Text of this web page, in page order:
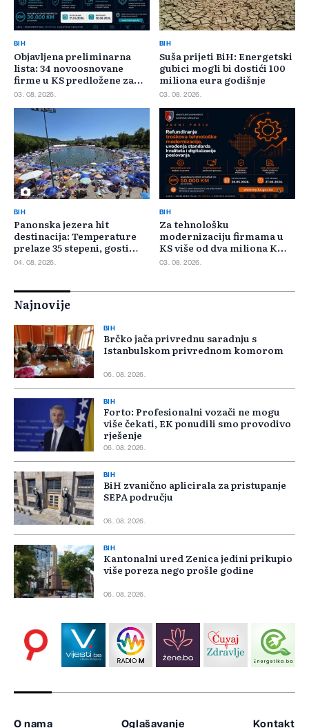
BIH
Objavljena preliminarna
lista: 34 novoosnovane
firme u KS predložene za
400.000 KM poticaja
03. 08. 2026.
BIH
Suša prijeti BiH: Energetski
gubici mogli bi dostići 100
miliona eura godišnje
03. 08. 2026.
BIH
Panonska jezera hit
destinacija: Temperature
prelaze 35 stepeni, gosti
pristižu iz cijele regije
04. 08. 2026.
BIH
Za tehnološku
modernizaciju firmama u
KS više od dva miliona KM,
odbijeno 135 prijava
03. 08. 2026.
Najnovije
BIH
Brčko jača privrednu saradnju s
Istanbulskom privrednom komorom
06. 08. 2026.
BIH
Forto: Profesionalni vozači ne mogu
više čekati, EK ponudili smo provodivo
rješenje
06. 08. 2026.
BIH
BiH zvanično aplicirala za pristupanje
SEPA području
06. 08. 2026.
BIH
Kantonalni ured Zenica jedini prikupio
više poreza nego prošle godine
06. 08. 2026.
O nama Oglašavanje Kontakt